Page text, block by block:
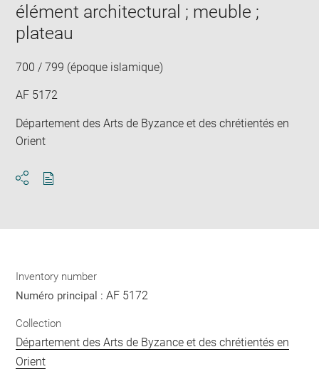
élément architectural ; meuble ;
plateau
700 / 799 (époque islamique)
AF 5172
Département des Arts de Byzance et des chrétientés en
Orient
Inventory number
Numéro principal :AF 5172
Collection
Département des Arts de Byzance et des chrétientés en
Orient